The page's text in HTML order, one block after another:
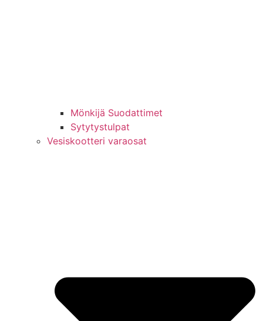
Mönkijä Suodattimet
Sytytystulpat
Vesiskootteri varaosat